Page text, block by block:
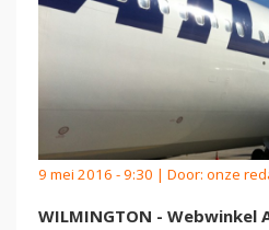
9 mei 2016 - 9:30 | Door: onze
WILMINGTON - Webwinkel